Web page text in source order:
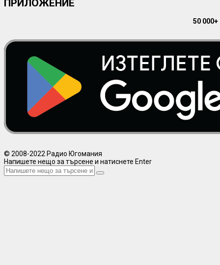
ПРИЛОЖЕНИЕ
50
© 2008-2022 Радио Югомания
Напишете нещо за търсене и натиснете Enter